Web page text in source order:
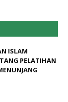
ISLAM
PELATIHAN